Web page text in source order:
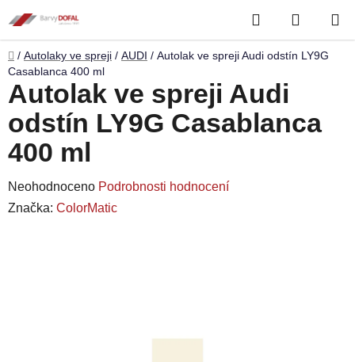
na
obsah
Hledat
KOŠÍK
Domů
/ Autolaky ve spreji / AUDI / Autolak ve spreji Audi odstín LY9G
Casablanca 400 ml
Autolak ve spreji Audi
odstín LY9G Casablanca
400 ml
Průměrné
hodnocení
Neohodnoceno Podrobnosti hodnocení
Značka: ColorMatic